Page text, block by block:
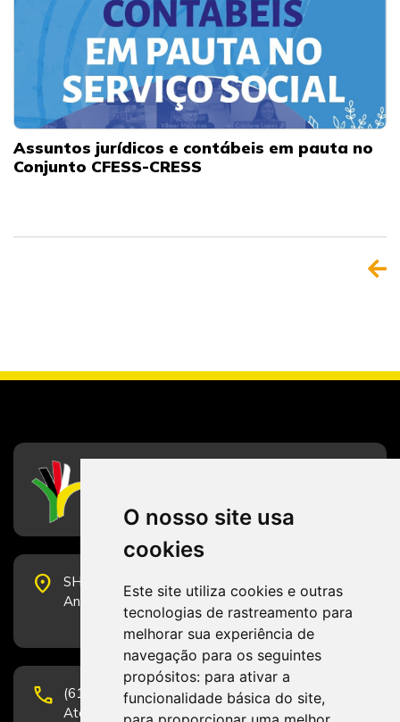
O nosso site usa
cookies
Este site utiliza cookies e outras
tecnologias de rastreamento para
melhorar sua experiência de
navegação para os seguintes
propósitos: para ativar a
funcionalidade básica do site,
Assuntos jurídicos e contábeis em pauta no
Conjunto CFESS-CRESS
place
SHS Quadra 6, Bloco E, Complexo Brasil 21, 20º
Andar, Sala 2001 - CEP 70322-915 - Brasília/DF
phone
(61) 3223-1652 e (61) 98131-3801.
Atendimento por telefone em horário comercial